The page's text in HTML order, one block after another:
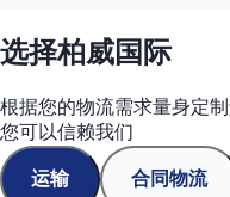
选择柏威国际
根据您的物流需求量身定
您可以信赖我们
运输 合同物流